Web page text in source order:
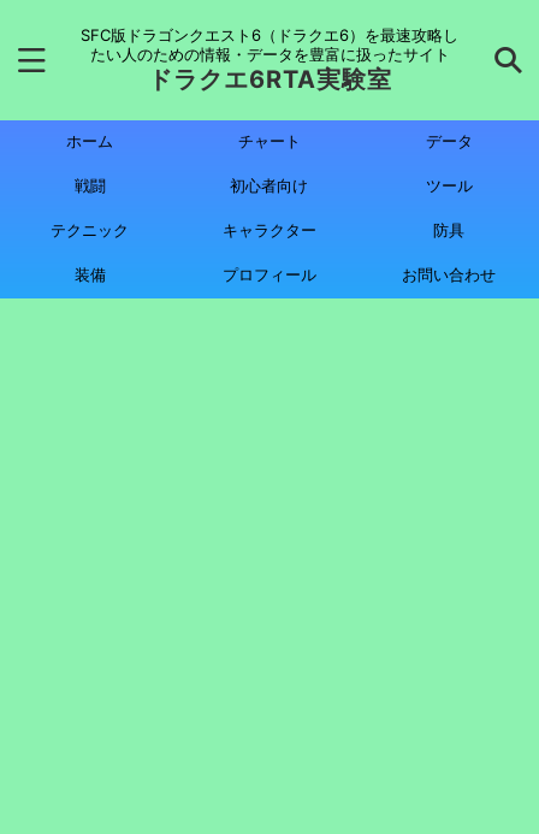
SFC版ドラゴンクエスト6（ドラクエ6）を最速攻略し
たい人のための情報・データを豊富に扱ったサイト
ドラクエ6RTA実験室
ホーム チャート データ
戦闘 初心者向け ツール
テクニック キャラクター 防具
装備 プロフィール お問い合わせ